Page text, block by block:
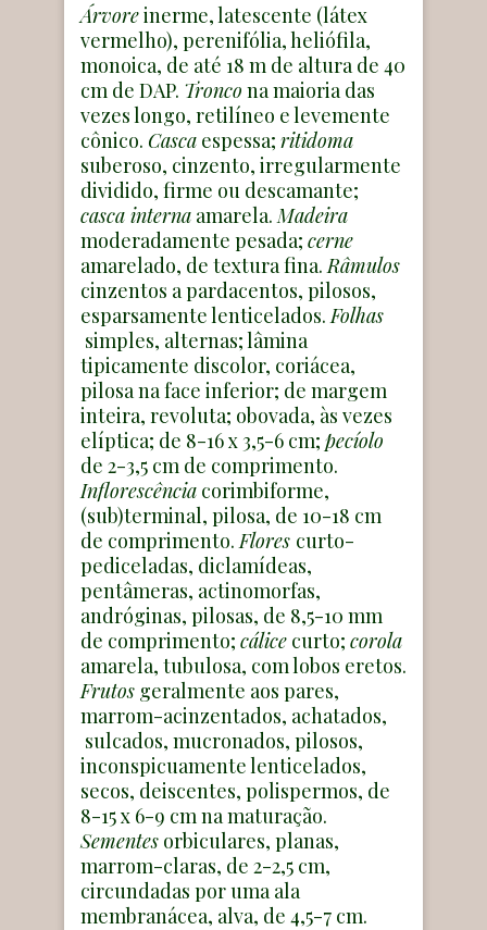
Árvoreinerme, latescente (látex
vermelho), perenifólia, heliófila,
monoica, de até 18 m de altura de 40
cm de DAP. Tronco na maioria das
vezes longo, retilíneo e levemente
cônico. Casca espessa; ritidoma
suberoso, cinzento, irregularmente
dividido, firme ou descamante;
casca interna amarela. Madeira
moderadamente pesada; cerne
amarelado, de textura fina. Râmulos
cinzentos a pardacentos, pilosos,
esparsamente lenticelados. Folhas
simples, alternas; lâmina
tipicamente discolor, coriácea,
pilosa na face inferior; de margem
inteira, revoluta; obovada, às vezes
elíptica; de 8-16 x 3,5-6 cm; pecíolo
de 2-3,5 cm de comprimento.
Inflorescência corimbiforme,
(sub)terminal, pilosa, de 10-18 cm
de comprimento. Flores curto-
pediceladas, diclamídeas,
pentâmeras, actinomorfas,
andróginas, pilosas, de 8,5-10 mm
de comprimento; cálice curto; corola
amarela, tubulosa, com lobos eretos.
Frutos geralmente aos pares,
marrom-acinzentados, achatados,
sulcados, mucronados, pilosos,
inconspicuamente lenticelados,
secos, deiscentes, polispermos, de
8-15 x 6-9 cm na maturação.
Sementes orbiculares, planas,
marrom-claras, de 2-2,5 cm,
circundadas por uma ala
membranácea, alva, de 4,5-7 cm.